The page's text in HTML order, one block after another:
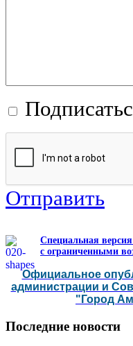
Отправить
Специальная
с ограниченными
Официальное
администрации и
"Город
Последние новости